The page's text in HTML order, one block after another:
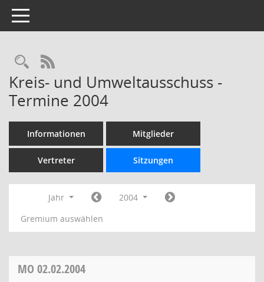
Toggle navigation
Rechercheauswahl
RSS-Feed
Kreis- und Umweltausschuss -
Termine 2004
Informationen Mitglieder
Vertreter Sitzungen
Jahr
2004
Gremium auswählen
MO 02.02.2004